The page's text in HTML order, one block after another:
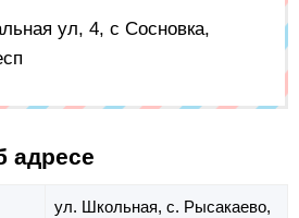
ул, 4, с Сосновка,
адресе
ул. Школьная, с. Рысакаево,